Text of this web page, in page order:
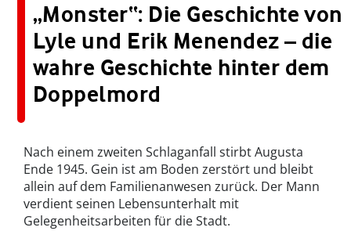
„Monster“: Die Geschichte von
Lyle und Erik Menendez – die
wahre Geschichte hinter dem
Doppelmord
Nach einem zweiten Schlaganfall stirbt Augusta
Ende 1945. Gein ist am Boden zerstört und bleibt
allein auf dem Familienanwesen zurück. Der Mann
verdient seinen Lebensunterhalt mit
Gelegenheitsarbeiten für die Stadt.